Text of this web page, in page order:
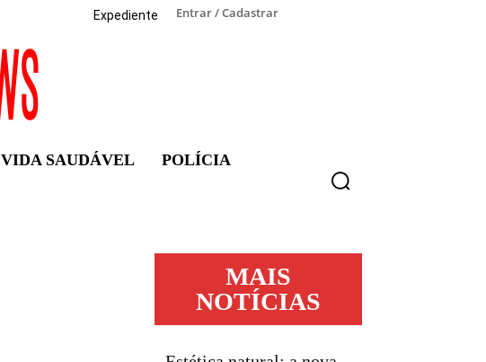
Entrar / Cadastrar
Expediente
VIDA SAUDÁVEL POLÍCIA
MAIS
NOTÍCIAS